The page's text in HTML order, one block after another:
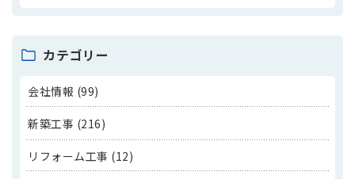
カテゴリー
会社情報 (99)
新築工事 (216)
リフォーム工事 (12)